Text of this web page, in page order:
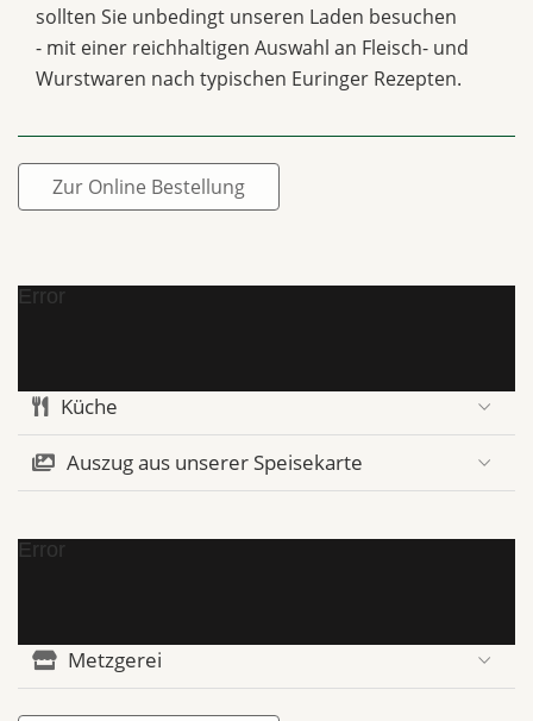
sollten Sie unbedingt unseren Laden besuchen
- mit einer reichhaltigen Auswahl an Fleisch- und
Wurstwaren nach typischen Euringer Rezepten.
Zur Online Bestellung
Error
Küche
Auszug aus unserer Speisekarte
Error
Metzgerei